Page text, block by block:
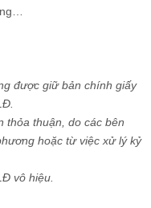
được giữ bản chính giấy
thỏa thuận, do các bên
hoặc từ việc xử lý kỷ
vô hiệu.